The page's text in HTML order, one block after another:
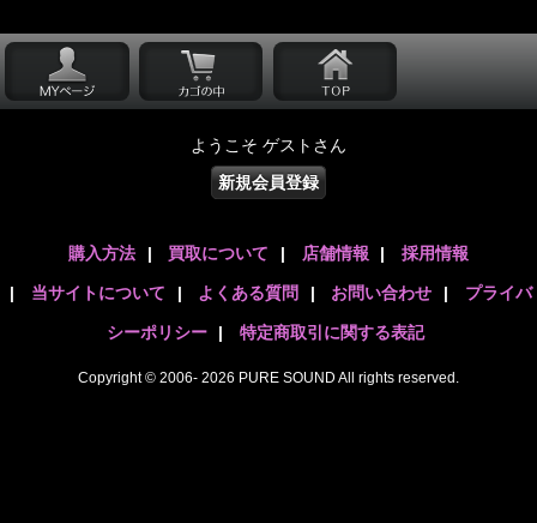
ようこそ ゲストさん
新規会員登録
購入方法 | 買取について | 店舗情報 | 採用情報
| 当サイトについて | よくある質問 | お問い合わせ | プライバ
シーポリシー | 特定商取引に関する表記
Copyright © 2006- 2026 PURE SOUND All rights reserved.